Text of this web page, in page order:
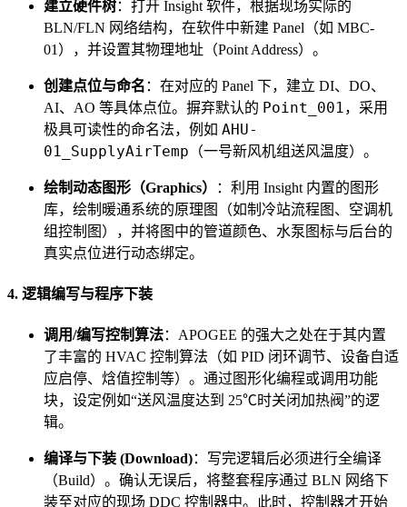
建立硬件树：打开 Insight 软件，根据现场实际的
BLN/FLN 网络结构，在软件中新建 Panel（如 MBC-
01），并设置其物理地址（Point Address）。
创建点位与命名 ：在对应的 Panel 下，建立 DI、DO、
AI、AO 等具体点位。摒弃默认的 Point_001，采用
极具可读性的命名法，例如 AHU-
01_SupplyAirTemp （一号新风机组送风温度）。
绘制动态图形（Graphics）
：利用 Insight 内置的图形
库，绘制暖通系统的原理图（如制冷站流程图、空调机
组控制图），并将图中的管道颜色、水泵图标与后台的
真实点位进行动态绑定。
4. 逻辑编写与程序下装
调用/编写控制算法：APOGEE 的强大之处在于其内置
了丰富的 HVAC 控制算法（如 PID 闭环调节、设备自适
应启停、焓值控制等）。通过图形化编程或调用功能
块，设定例如“送风温度达到 25℃时关闭加热阀”的逻
辑。
编译与下装 (Download)：写完逻辑后必须进行全编译
（Build）。确认无误后，将整套程序通过 BLN 网络下
装至对应的现场 DDC 控制器中。此时，控制器才开始